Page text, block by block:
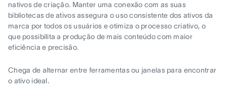
nativos de criação. Manter uma conexão com as suas
bibliotecas de ativos assegura o uso consistente dos ativos da
marca por todos os usuários e otimiza o processo criativo, o
que possibilita a produção de mais conteúdo com maior
eficiência e precisão.
Chega de alternar entre ferramentas ou janelas para encontrar
o ativo ideal.